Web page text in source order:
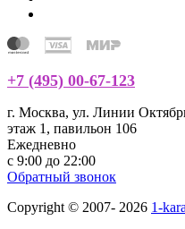
+7 (495) 00-67-123
г. Москва, ул. Линии
этаж 1, павильон 106
Ежедневно
с 9:00 до 22:00
Обратный звонок
Copyright © 2007- 2026 1-